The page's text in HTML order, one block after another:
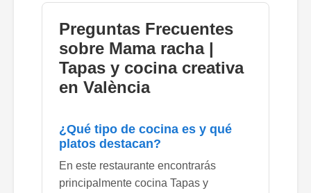
Preguntas Frecuentes
sobre Mama racha |
Tapas y cocina creativa
en València
¿Qué tipo de cocina es y qué
platos destacan?
En este restaurante encontrarás
principalmente cocina Tapas y